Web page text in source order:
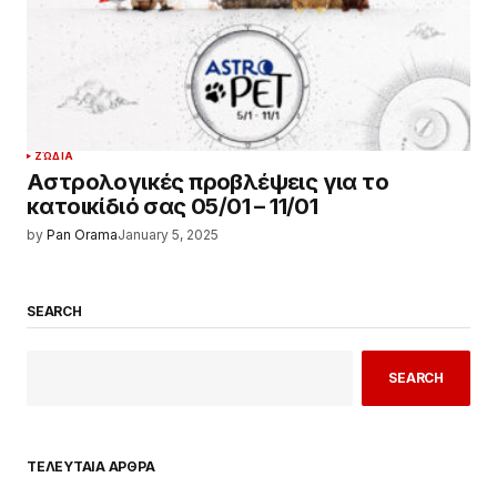
ΖΏΔΙΑ
Αστρολογικές προβλέψεις για το
κατοικίδιό σας 05/01 – 11/01
by Pan OramaJanuary 5, 2025
SEARCH
SEARCH
ΤΕΛΕΥΤΑΙΑ ΑΡΘΡΑ